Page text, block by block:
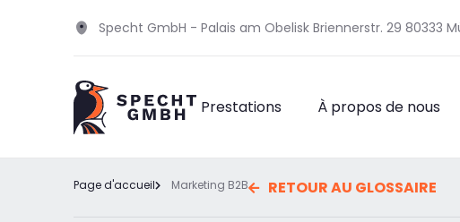
Specht GmbH - Palais am Obelisk Briennerstr. 29 80333
Prestations À propos de nous
Page d'accueil Marketing B2B RETOUR AU GLOSSAIRE